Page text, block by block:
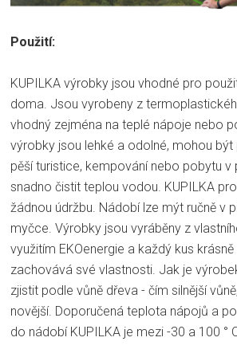
Použití:
KUPILKA výrobky jsou vhodné pro
doma. Jsou vyrobeny z
vhodný zejména na teplé nápoje nebo
výrobky jsou lehké a odolné, mohou být
pěší turistice, kempování nebo pobytu v
snadno čistit teplou vodou. KUPILKA
žádnou údržbu. Nádobí lze mýt ručně v
myčce. Výrobky jsou vyráběny z
využitím EKOenergie a každý kus
zachovává své vlastnosti. Jak je
zjistit podle vůně dřeva - čím silnější
novější. Doporučená teplota nápojů a
do nádobí KUPILKA je mezi -30 a 100 °